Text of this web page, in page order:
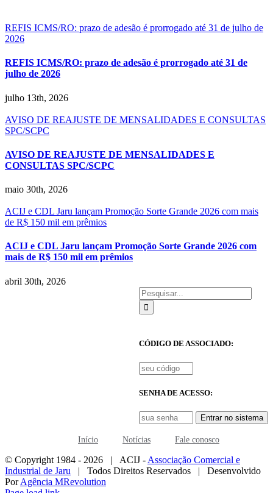
REFIS ICMS/RO: prazo de adesão é prorrogado até 31 de julho de
2026
REFIS ICMS/RO: prazo de adesão é prorrogado até 31 de
julho de 2026
julho 13th, 2026
AVISO DE REAJUSTE DE MENSALIDADES E CONSULTAS
SPC/SCPC
AVISO DE REAJUSTE DE MENSALIDADES E
CONSULTAS SPC/SCPC
maio 30th, 2026
ACIJ e CDL Jaru lançam Promoção Sorte Grande 2026 com mais
de R$ 150 mil em prêmios
ACIJ e CDL Jaru lançam Promoção Sorte Grande 2026 com
mais de R$ 150 mil em prêmios
abril 30th, 2026
Buscar
resultados
para:
CÓDIGO DE ASSOCIADO:
SENHA DE ACESSO:
Entrar no sistema
Início Notícias Fale conosco
© Copyright 1984 - 2026 | ACIJ -Associação Comercial e
Industrial de Jaru | Todos Direitos Reservados | Desenvolvido
PorAgência MRevolution